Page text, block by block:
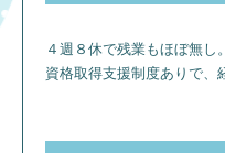
４週８休で残業もほぼ無し。
資格取得支援制度ありで、